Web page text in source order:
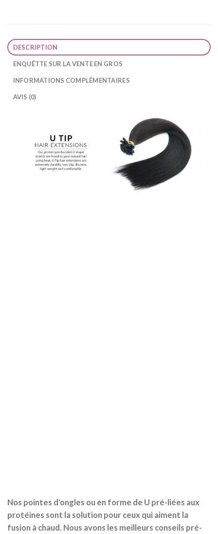
DESCRIPTION
ENQUÊTTE SUR LA VENTE EN GROS
INFORMATIONS COMPLÉMENTAIRES
AVIS (0)
Nos pointes d'ongles ou en forme de U pré-liées aux
protéines sont la solution pour ceux qui aiment la
fusion à chaud. Nous avons les meilleurs conseils pré-